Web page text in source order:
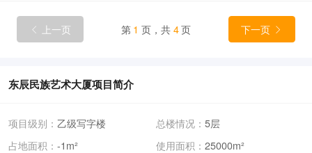
 上一页 第 1 页，共 4页 下一页 
东辰民族艺术大厦项目简介
项目级别： 乙级写字楼 总楼情况： 5层
占地面积： -1m² 使用面积： 25000m²